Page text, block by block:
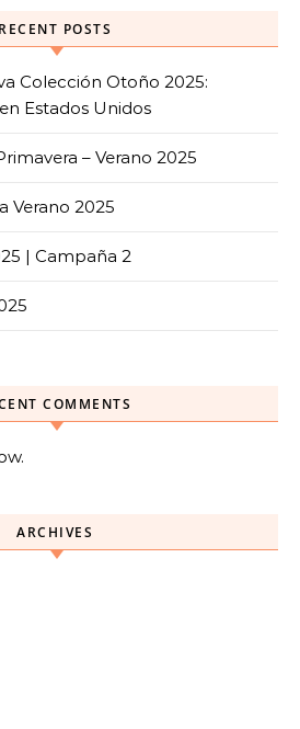
RECENT POSTS
Colección Otoño 2025:
Estados Unidos
– Verano 2025
Verano 2025
| Campaña 2
COMMENTS
ARCHIVES